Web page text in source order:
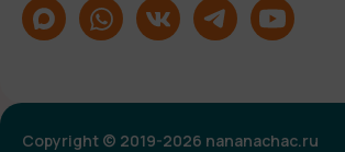
Copyright © 2019-2026 nananachac.ru